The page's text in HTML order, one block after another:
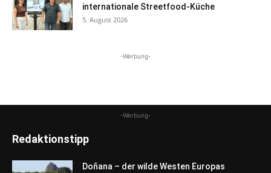
internationale Streetfood-Küche
5. August 2026
-Werbung-
-Werbung-
Redaktionstipp
Doñana – der wilde Westen Europas